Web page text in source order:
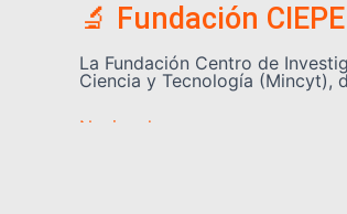
🔬 Fundación
La Fundación Centro de
Ciencia y Tecnología (Mincyt),
Nacionales